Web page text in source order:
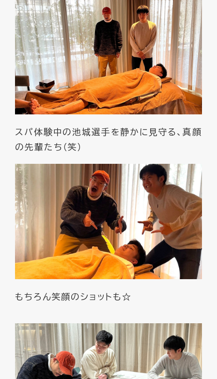
スパ体験中の池城選手を静かに見守る、真顔
の先輩たち（笑）
もちろん笑顔のショットも☆